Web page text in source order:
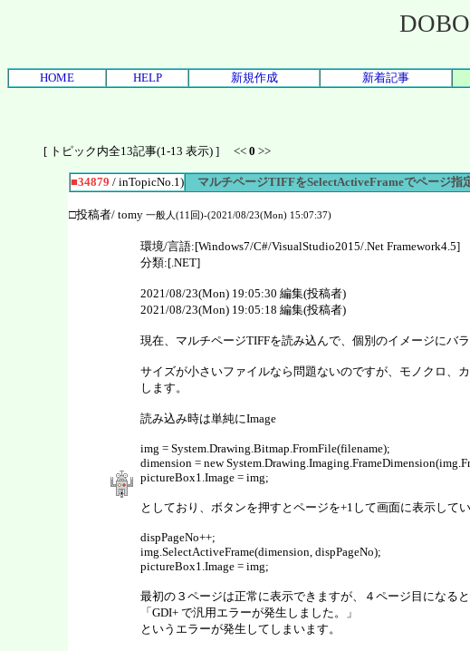
HOME HELP 新規作成 新着記事
[ トピック内全13記事(1-13 表示) ] << 0 >>
■34879 / inTopicNo.1)
マルチページTIFFをSelectActiveFrameでページ指
□投稿者/ tomy 一般人(11回)-(2021/08/23(Mon) 15:07:37)
環境/言語:[Windows7/C#/VisualStudio2015/.Net Framework4.5]
分類:[.NET]
2021/08/23(Mon) 19:05:30 編集(投稿者)
2021/08/23(Mon) 19:05:18 編集(投稿者)
現在、マルチページTIFFを読み込んで、個別のイメージにバ
サイズが小さいファイルなら問題ないのですが、モノクロ、
します。
読み込み時は単純にImage
img = System.Drawing.Bitmap.FromFile(filename);
dimension = new
pictureBox1.Image = img;
としており、ボタンを押すとページを+1して画面に表示してい
dispPageNo++;
img.SelectActiveFrame(dimension, dispPageNo);
pictureBox1.Image = img;
最初の３ページは正常に表示できますが、４ページ目になると
「GDI+ で汎用エラーが発生しました。」
というエラーが発生してしまいます。